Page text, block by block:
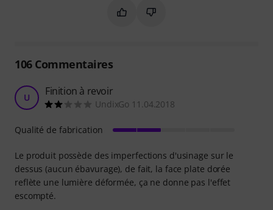
Marquer ce résumé comme utile
Marquer ce résumé comme
106Commentaires
U Finition à revoir
UndixGo 11.04.2018
Le produit possède des imperfections d'usinage sur le
dessus (aucun ébavurage), de fait, la face plate dorée
reflète une lumière déformée, ça ne donne pas l'effet
escompté.
Qualité de fabrication